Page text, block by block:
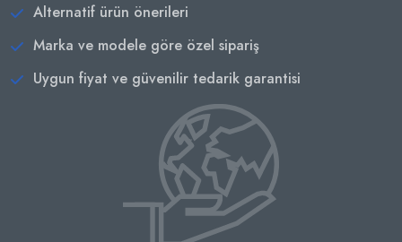
Alternatif ürün önerileri
Marka ve modele göre özel sipariş
Uygun fiyat ve güvenilir tedarik garantisi